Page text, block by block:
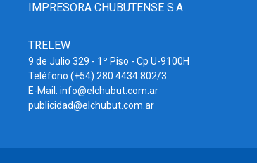
IMPRESORA CHUBUTENSE S.A
TRELEW
9 de Julio 329 - 1º Piso - Cp U-9100H
Teléfono (+54) 280 4434 802/3
E-Mail: info@elchubut.com.ar
publicidad@elchubut.com.ar